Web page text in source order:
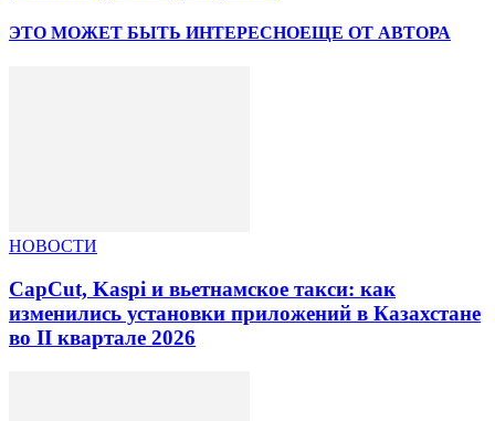
ЭТО МОЖЕТ БЫТЬ ИНТЕРЕСНОЕЩЕ ОТ АВТОРА
НОВОСТИ
CapCut, Kaspi и вьетнамское такси: как
изменились установки приложений в Казахстане
во II квартале 2026